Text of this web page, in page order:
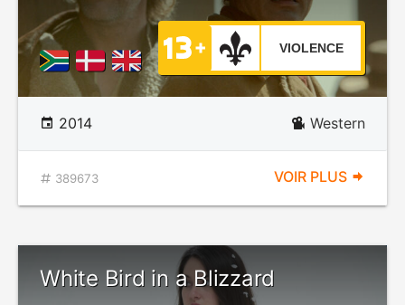
VIOLENCE
2014 Western
389673 VOIR PLUS
White Bird in a Blizzard